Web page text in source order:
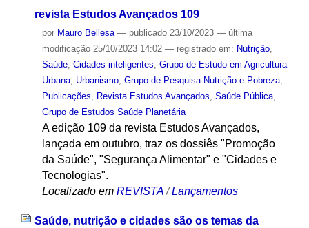
revista Estudos Avançados 109
por Mauro Bellesa — publicado23/10/2023 — última
modificação25/10/2023 14:02 — registrado em: Nutrição,
Saúde, Cidades inteligentes, Grupo de Estudo em Agricultura
Urbana, Urbanismo, Grupo de Pesquisa Nutrição e Pobreza,
Publicações, Revista Estudos Avançados, Saúde Pública,
Grupo de Estudos Saúde Planetária
A edição 109 da revista Estudos Avançados,
lançada em outubro, traz os dossiês "Promoção
da Saúde", "Segurança Alimentar" e "Cidades e
Tecnologias".
Localizado em REVISTA /Lançamentos
Saúde, nutrição e cidades são os temas da